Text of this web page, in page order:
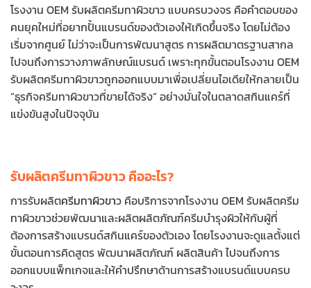
โรงงาน OEM รับผลิตครีมทาผิวขาว แบบครบวงจร คือคำตอบของ
คนยุคใหม่ที่อยากปั้นแบรนด์ของตัวเองให้เกิดขึ้นจริง โดยไม่ต้อง
เริ่มจากศูนย์ ไม่ว่าจะเป็นการพัฒนาสูตร การผลิตมาตรฐานสากล
ไปจนถึงการวางภาพลักษณ์แบรนด์ เพราะทุกขั้นตอนโรงงาน OEM
รับผลิตครีมทาผิวขาวถูกออกแบบมาเพื่อเปลี่ยนไอเดียให้กลายเป็น
“ธุรกิจครีมทาผิวขาวที่ขายได้จริง” อย่างมั่นใจในตลาดสกินแคร์ที่
แข่งขันสูงในปัจจุบัน
รับผลิตครีมทาผิวขาว คืออะไร?
การรับผลิตครีมทาผิวขาว คือบริการจากโรงงาน OEM รับผลิตครีม
ทาผิวขาวช่วยพัฒนาและผลิตผลิตภัณฑ์ครีมบำรุงผิวให้กับผู้ที่
ต้องการสร้างแบรนด์สกินแคร์ของตัวเอง โดยโรงงานจะดูแลตั้งแต่
ขั้นตอนการคิดสูตร พัฒนาผลิตภัณฑ์ ผลิตสินค้า ไปจนถึงการ
ออกแบบแพ็กเกจและให้คำปรึกษาด้านการสร้างแบรนด์แบบครบ